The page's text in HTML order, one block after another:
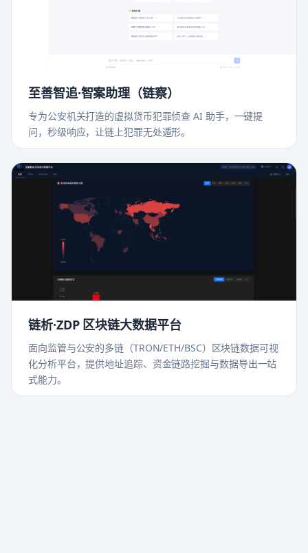
至善智追·智案助理（链察）
专为公安机关打造的虚拟货币犯罪侦查 AI 助手，一键提
问，秒级响应，让链上犯罪无处遁形。
链析·ZDP 区块链大数据平台
面向监管与公安的多链（TRON/ETH/BSC）区块链数据可视
化分析平台，提供地址追踪、资金链路挖掘与数据导出一站
式能力。